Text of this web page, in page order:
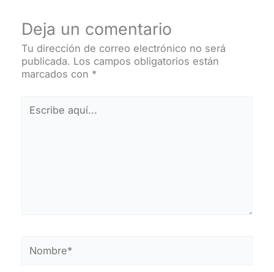
Deja un comentario
Tu dirección de correo electrónico no será
publicada. Los campos obligatorios están
marcados con *
aquí...